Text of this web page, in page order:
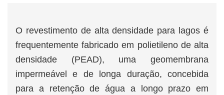
O revestimento de alta densidade para lagos é
frequentemente fabricado em polietileno de alta
densidade (PEAD), uma geomembrana
impermeável e de longa duração, concebida
para a retenção de água a longo prazo em